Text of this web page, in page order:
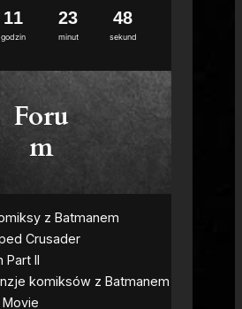
godzin
11
minut
23
sekund
47
Foru
m